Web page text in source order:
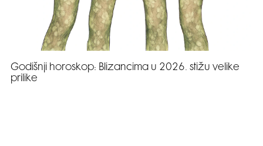
Godišnji horoskop: Blizancima u 2026. stižu velike
prilike